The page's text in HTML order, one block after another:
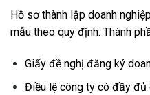
Hồ sơ thành lập doanh
mẫu theo quy định. Thành
Giấy đề nghị đăng ký
Điều lệ công ty có đầy đủ